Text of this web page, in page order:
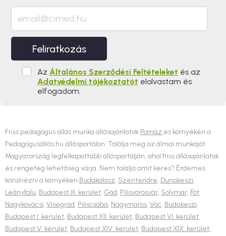
Feliratkozás
Az Általános Szerződési Feltételeket és az
Adatvédelmi tájékoztatót elolvastam és
elfogadom.
Friss pedagógus állás munka állásajánlatok Pomáz és környékén a
Pedagógusállás.hu állásportálon. Találja meg az álmai munkáját
Magyarország legfelkapottabb állásportálján, ahol friss állásajánlatok
és rengeteg lehetőség várja. Nem találja amit keres? Érdemes
körülnézni a környéken Budakalász, Szentendre, Dunakeszi,
Leányfalu, Budapest III. kerület, Göd, Pilisvörösvár, Solymár, Fót,
Nagykovácsi, Visegrád, Piliscsaba, Nagymaros, Vác, Budakeszi,
Budapest I. kerület, Budapest XII. kerület, Budapest VI. kerület,
Budapest V. kerület, Budapest XIV. kerület, Budapest XIX. kerület,